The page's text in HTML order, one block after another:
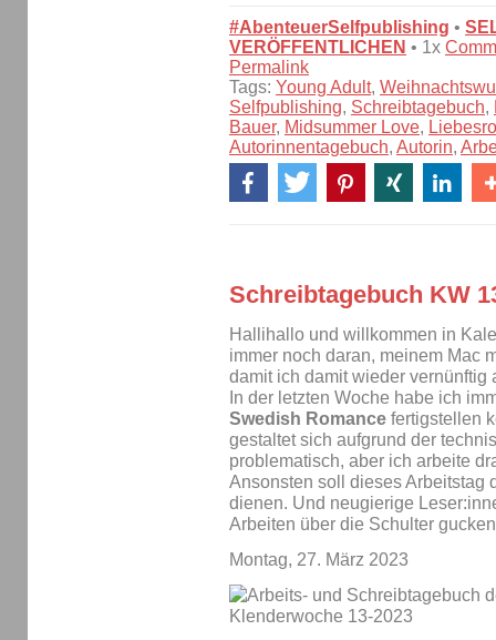
#AbenteuerSelfpublishing •
VERÖFFENTLICHEN • 1x
Permalink
Tags: Young Adult,
Selfpublishing, Schreibtagebuch,
Bauer, Midsummer Love,
Autorinnentagebuch, Autorin,
Schreibtagebuch KW
Hallihallo und willkommen in
immer noch daran, meinem Mac
damit ich damit wieder vernünftig
In der letzten Woche habe ich
Swedish Romance fertigstellen
gestaltet sich aufgrund der
problematisch, aber ich arbeite
Ansonsten soll dieses Arbeitstag
dienen. Und neugierige
Arbeiten über die Schulter
Montag, 27. März 2023